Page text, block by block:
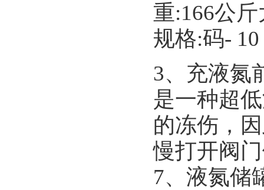
重:166公
规格:码-
3、充液氮
是一种超
的冻伤，
慢打开阀
7、液氮储